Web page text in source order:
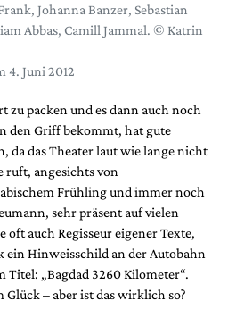
Johanna Banzer, Sebastian
Abbas, Camill Jammal. © Katrin
4. Juni 2012
zu packen und es dann auch noch
den Griff bekommt, hat gute
da das Theater laut wie lange nicht
ruft, angesichts von
Frühling und immer noch
sehr präsent auf vielen
auch Regisseur eigener Texte,
ein Hinweisschild an der Autobahn
Titel: „Bagdad 3260 Kilometer“.
– aber ist das wirklich so?